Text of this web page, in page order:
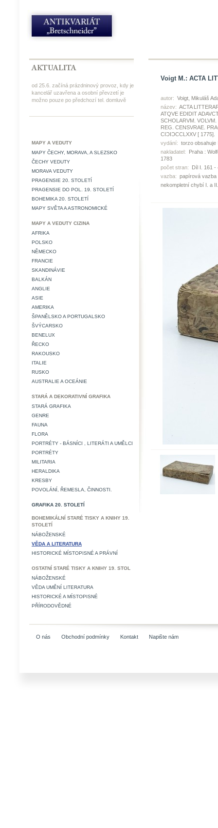
od 25.6. začíná prázdninový provoz, kdy je
kancelář uzavřena a osobní převzetí je
možno pouze po předchozí tel. domluvě
MAPY A VEDUTY
MAPY ČECHY, MORAVA, A SLEZSKO
ČECHY VEDUTY
MORAVA VEDUTY
PRAGENSIE 20. STOLETÍ
PRAGENSIE DO POL. 19. STOLETÍ
BOHEMIKA 20. STOLETÍ
MAPY SVĚTA A ASTRONOMICKÉ
MAPY A VEDUTY CIZINA
AFRIKA
POLSKO
NĚMECKO
FRANCIE
SKANDINÁVIE
BALKÁN
ANGLIE
ASIE
AMERIKA
ŠPANĚLSKO A PORTUGALSKO
ŠVÝCARSKO
BENELUX
ŘECKO
RAKOUSKO
ITALIE
RUSKO
AUSTRALIE A OCEÁNIE
STARÁ A DEKORATIVNÍ GRAFIKA
STARÁ GRAFIKA
GENRE
FAUNA
FLORA
PORTRÉTY - BÁSNÍCI , LITERÁTI A UMĚLCI
PORTRÉTY
MILITARIA
HERALDIKA
KRESBY
POVOLÁNÍ, ŘEMESLA, ČINNOSTI.
GRAFIKA 20. STOLETÍ
BOHEMIKÁLNÍ STARÉ TISKY A KNIHY 19.
STOLETÍ
NÁBOŽENSKÉ
VĚDA A LITERATURA
HISTORICKÉ MÍSTOPISNÉ A PRÁVNÍ
OSTATNÍ STARÉ TISKY A KNIHY 19. STOL
NÁBOŽENSKÉ
VĚDA UMĚNÍ LITERATURA
HISTORICKÉ A MÍSTOPISNÉ
PŘÍRODOVĚDNÉ
Voigt M.: ACTA
autor: Voigt, Mikuláš
název: ACTA
ATQVE EDIDIT
SCHOLARVM.
REG. CENSVRAE.
CIƆIƆCCLXXV [ 1775].
vydání: torzo obsahuje
nakladatel:
Praha :
1783
počet stran:
Díl I. 161 -
vazba: papírová vazba
nekompletní chybí I. a
O nás Obchodní podmínky Kontakt Napište nám